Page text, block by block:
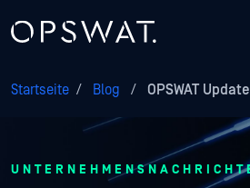
Startseite / Blog / OPSWAT